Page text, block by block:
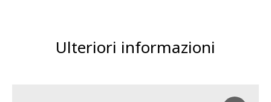
Ulteriori informazioni